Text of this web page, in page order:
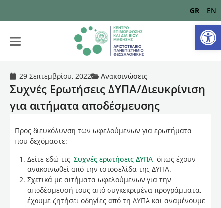
GR EN
29 Σεπτεμβρίου, 2022 Ανακοινώσεις
Συχνές Ερωτήσεις ΔΥΠΑ/Διευκρίνιση
για αιτήματα αποδέσμευσης
Προς διευκόλυνση των ωφελούμενων για ερωτήματα
που δεχόμαστε:
Δείτε εδώ τις Συχνές ερωτήσεις ΔΥΠΑ όπως έχουν
ανακοινωθεί από την ιστοσελίδα της ΔΥΠΑ.
Σχετικά με αιτήματα ωφελούμενων για την
αποδέσμευσή τους από συγκεκριμένα προγράμματα,
έχουμε ζητήσει οδηγίες από τη ΔΥΠΑ και αναμένουμε